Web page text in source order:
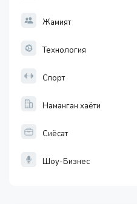
Жамият
Технология
Спорт
Наманган хаёти
Сиёсат
Шоу-Бизнес